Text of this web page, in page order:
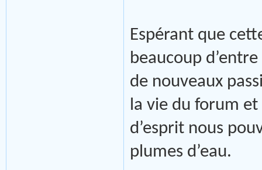
Espérant que
beaucoup
de nouveaux
la vie du forum
d’esprit nous
plumes d’eau.